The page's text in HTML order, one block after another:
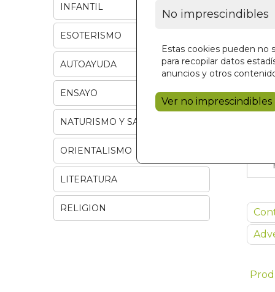
No imprescindibles
Estas cookies pueden no
para recopilar datos
anuncios y otros
Ver no imprescindibles
INFANTIL
ESOTERISMO
AUTOAYUDA
ENSAYO
NATURISMO Y SALUD
ORIENTALISMO
LITERATURA
RELIGION